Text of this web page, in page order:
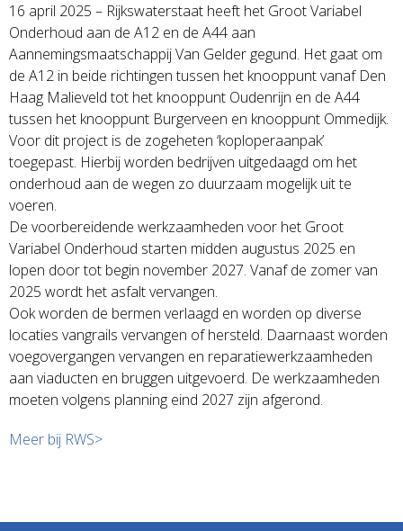
16 april 2025 – Rijkswaterstaat heeft het Groot Variabel
Onderhoud aan de A12 en de A44 aan
Aannemingsmaatschappij Van Gelder gegund. Het gaat om
de A12 in beide richtingen tussen het knooppunt vanaf Den
Haag Malieveld tot het knooppunt Oudenrijn en de A44
tussen het knooppunt Burgerveen en knooppunt Ommedijk.
Voor dit project is de zogeheten ‘koploperaanpak’
toegepast. Hierbij worden bedrijven uitgedaagd om het
onderhoud aan de wegen zo duurzaam mogelijk uit te
voeren.
De voorbereidende werkzaamheden voor het Groot
Variabel Onderhoud starten midden augustus 2025 en
lopen door tot begin november 2027. Vanaf de zomer van
2025 wordt het asfalt vervangen.
Ook worden de bermen verlaagd en worden op diverse
locaties vangrails vervangen of hersteld. Daarnaast worden
voegovergangen vervangen en reparatiewerkzaamheden
aan viaducten en bruggen uitgevoerd. De werkzaamheden
moeten volgens planning eind 2027 zijn afgerond.
Meer bij RWS>